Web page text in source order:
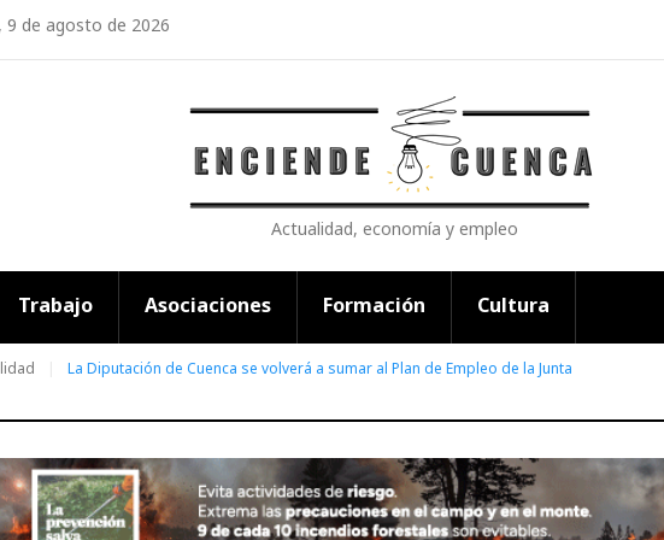
9 de agosto de 2026
Actualidad, economía y empleo
Trabajo Asociaciones Formación Cultura
La Diputación de Cuenca se volverá a sumar al Plan de Empleo de la Junta